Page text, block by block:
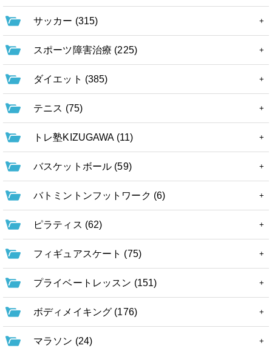
サッカー (315)
スポーツ障害治療 (225)
ダイエット (385)
テニス (75)
トレ塾KIZUGAWA (11)
バスケットボール (59)
バトミントンフットワーク (6)
ピラティス (62)
フィギュアスケート (75)
プライベートレッスン (151)
ボディメイキング (176)
マラソン (24)